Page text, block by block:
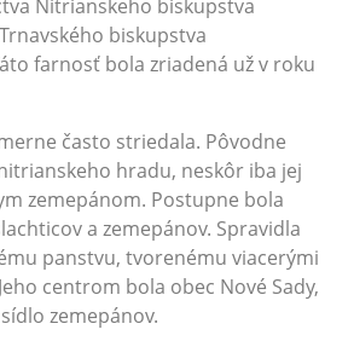
Nitrianskeho biskupstva
biskupstva
farnosť bola zriadená už v roku
často striedala. Pôvodne
hradu, neskôr iba jej
zemepánom. Postupne bola
a zemepánov. Spravidla
panstvu, tvorenému viacerými
centrom bola obec Nové Sady,
zemepánov.